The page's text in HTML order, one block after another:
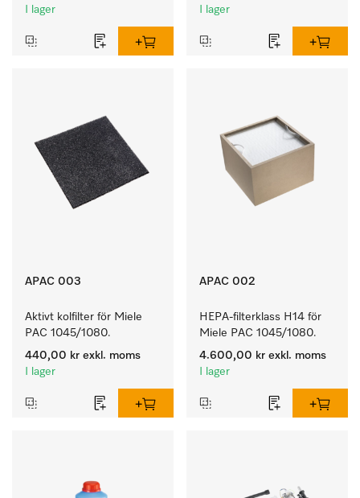
I lager
I lager
APAC 003
Aktivt kolfilter för Miele
PAC 1045/1080.
440,00 kr exkl. moms
I lager
APAC 002
HEPA-filterklass H14 för
Miele PAC 1045/1080.
4.600,00 kr exkl. moms
I lager